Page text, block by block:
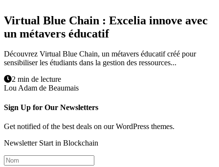
Virtual Blue Chain : Excelia innove avec
un métavers éducatif
Découvrez Virtual Blue Chain, un métavers éducatif créé pour
sensibiliser les étudiants dans la gestion des ressources...
2 min de lecture
Lou Adam de Beaumais
Sign Up for Our Newsletters
Get notified of the best deals on our WordPress themes.
Newsletter Start in Blockchain